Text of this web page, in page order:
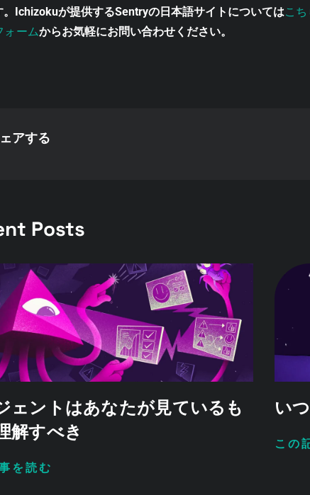
。Ichizokuが提供するSentryの日本語サイトについてはこち
ォームからお気軽にお問い合わせください。
アする
Posts
ェントはあなたが見ているも
解すべき
を読む
い
この